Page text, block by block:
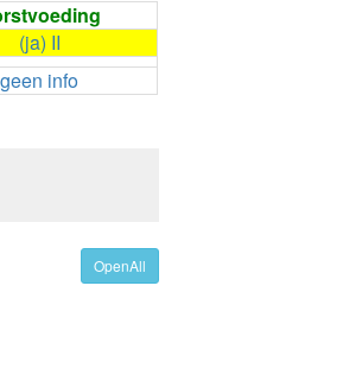
(ja) II
geen info
OpenAll